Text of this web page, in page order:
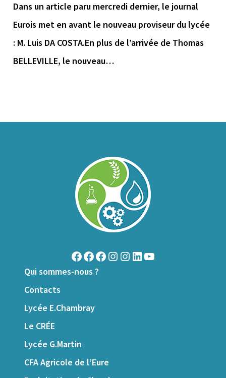
Dans un article paru mercredi dernier, le journal
Eurois met en avant le nouveau proviseur du lycée
: M. Luis DA COSTA.En plus de l’arrivée de Thomas
BELLEVILLE, le nouveau…
Qui sommes-nous ?
Contacts
Lycée E.Chambray
Le CRÉE
Lycée G.Martin
CFA Agricole de l’Eure